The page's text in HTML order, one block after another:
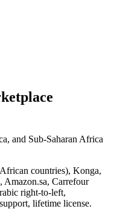
and Sub-Saharan Africa
countries), Konga,
Amazon.sa, Carrefour
right-to-left,
lifetime license.